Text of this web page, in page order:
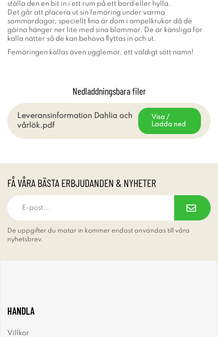
ställa den en bit in i ett rum på ett bord eller hylla.
Det går att placera ut sin femöring under varma
sommardagar, speciellt fina är dom i ampelkrukor då de
gärna hänger ner lite med sina blommor. De är känsliga för
kalla nätter så de kan behöva flyttas in och ut.
Femöringen kallas även ugglemor, ett väldigt sött namn!
Nedladdningsbara filer
Leveransinformation Dahlia och
vårlök.pdf
Visa /
Ladda ned
FÅ VÅRA BÄSTA ERBJUDANDEN & NYHETER
De uppgifter du matar in kommer endast användas till våra
nyhetsbrev.
HANDLA
Villkor